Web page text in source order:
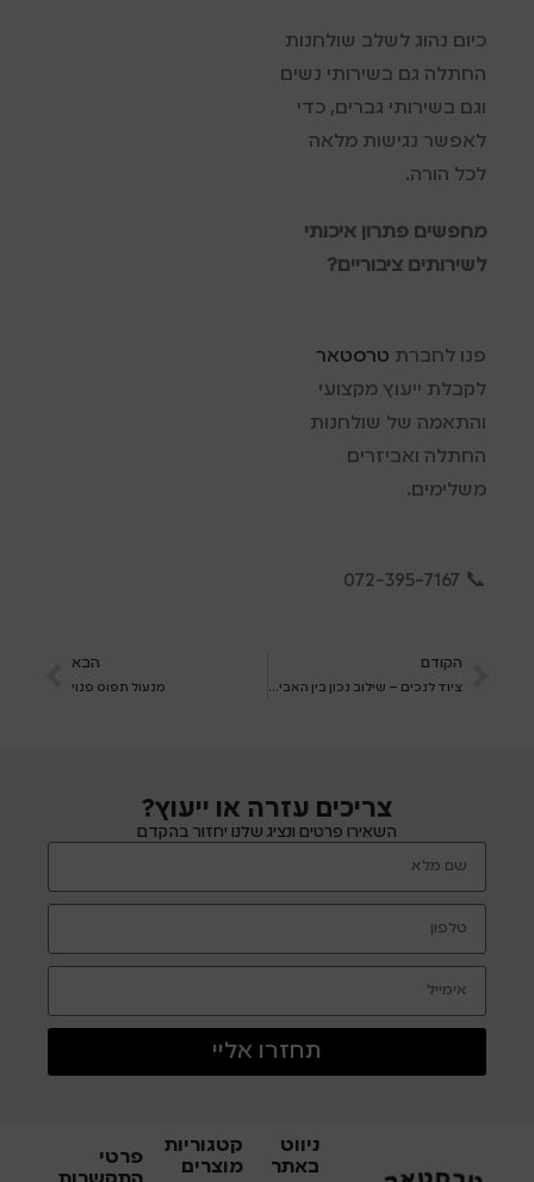
כיום נהוג לשלב שולחנות
החתלה גם בשירותי נשים
וגם בשירותי גברים, כדי
לאפשר נגישות מלאה
לכל הורה.
מחפשים פתרון איכותי
לשירותים ציבוריים?
פנו לחברת טרסטאר
לקבלת ייעוץ מקצועי
והתאמה של שולחנות
החתלה ואביזרים
משלימים.
📞 072-395-7167
הקודם
ציוד לנכים – שילוב נכון בין האביזרים ליצירת מרחב נגיש ומותאם
הבא
מנעול תפוס פנוי
צריכים עזרה או ייעוץ?
השאירו פרטים ונציג שלנו יחזור בהקדם
תחזרו אליי
ניווט
באתר
קטגוריות
מוצרים
פרטי